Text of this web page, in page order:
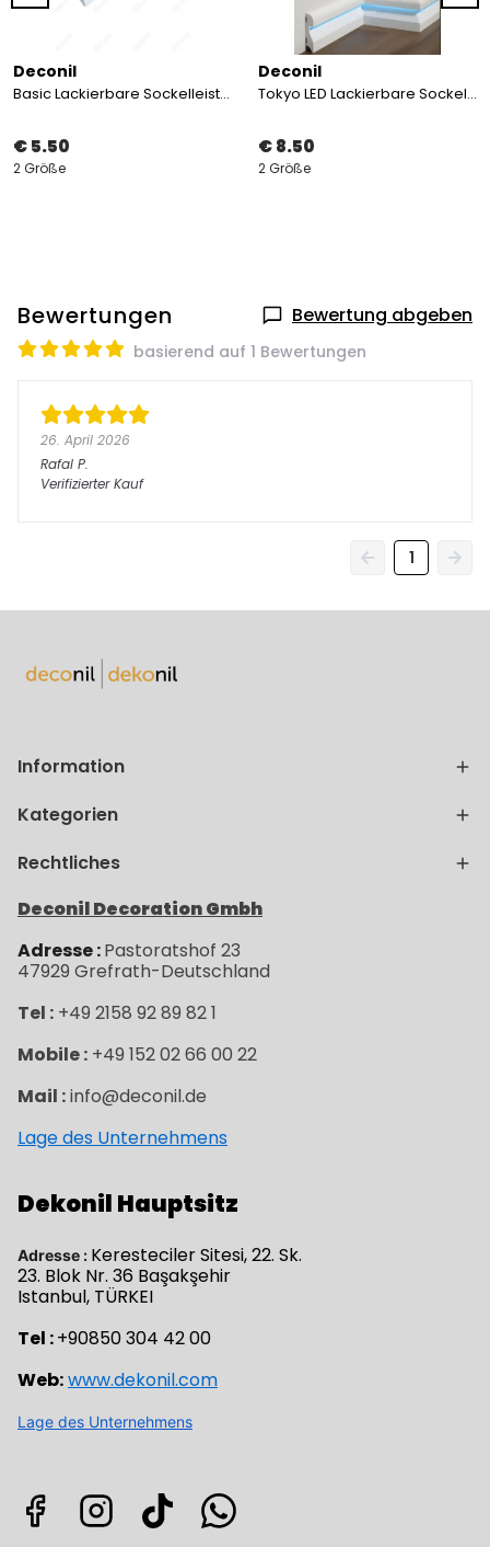
Deconil
Basic Lackierbare Sockelleiste 10 cm
€ 5.50
2 Größe
Deconil
Tokyo LED Lackierbare Sockelleiste 11,5 cm
€ 8.50
2 Größe
Bewertungen Bewertung abgeben
basierend auf 1 Bewertungen
26. April 2026
Rafal P.
Verifizierter Kauf
1
Information
Kategorien
Rechtliches
Deconil Decoration Gmbh
Adresse :Pastoratshof 23
47929 Grefrath-Deutschland
Tel : +49 2158 92 89 82 1
Mobile : +49 152 02 66 00 22
Mail :info@deconil.de
Lage des Unternehmens
Dekonil Hauptsitz
Adresse : Keresteciler Sitesi, 22. Sk.
23. Blok Nr. 36 Başakşehir
Istanbul, TÜRKEI
Tel :+90850 304 42 00
Web:www.dekonil.com
Lage des Unternehmens